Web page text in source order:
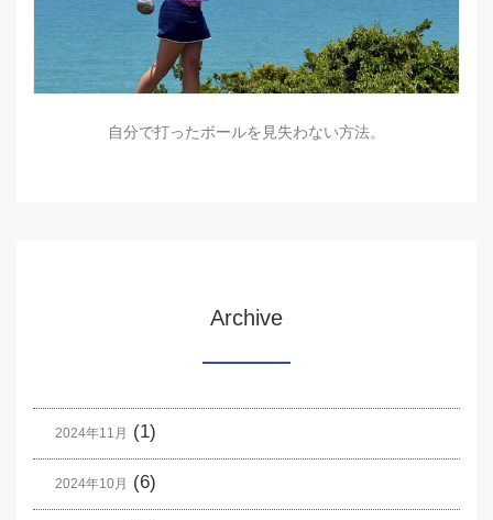
自分で打ったボールを見失わない方法。
Archive
2024年11月 (1)
2024年10月 (6)